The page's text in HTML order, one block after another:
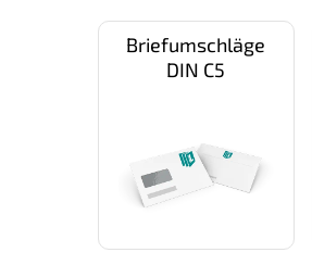
Briefumschläge
DIN C5